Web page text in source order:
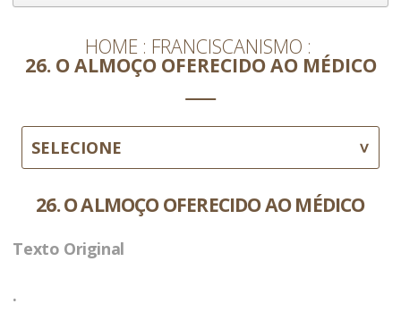
HOME FRANCISCANISMO
26. O ALMOÇO OFERECIDO AO MÉDICO
SELECIONE
26. O ALMOÇO OFERECIDO AO MÉDICO
Texto Original
.